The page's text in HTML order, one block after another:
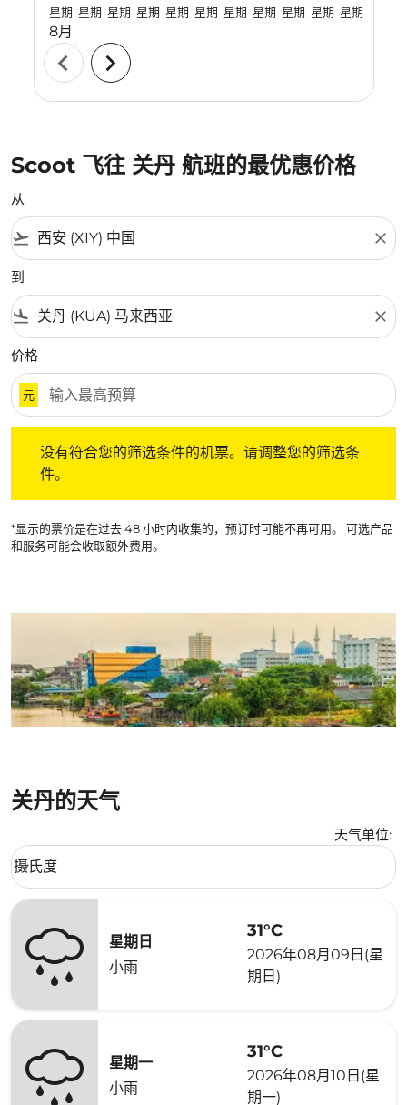
星期
8月
星期 星期 星期 星期 星期 星期 星期 星期 星期 星期
chevron_left chevron_right
Scoot 飞往 关丹 航班的最优惠价格
从
flight_takeoff close
到
flight_land close
价格
元
没有符合您的筛选条件的机票。请调整您的筛选条
件。
*显示的票价是在过去 48 小时内收集的，预订时可能不再可用。 可选产品
和服务可能会收取额外费用。
关丹的天气
天气单位:
Weather unit option 摄氏度 Selected
摄氏度
keyboard_arrow_down
星期日
小雨
31°C
2026年08月09日(星
期日)
星期一
小雨
31°C
2026年08月10日(星
期一)